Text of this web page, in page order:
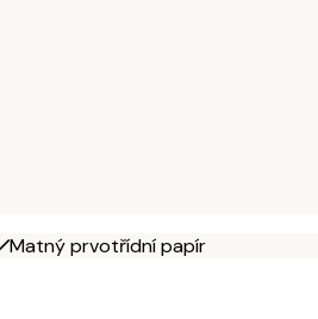
Matný prvotřídní papír